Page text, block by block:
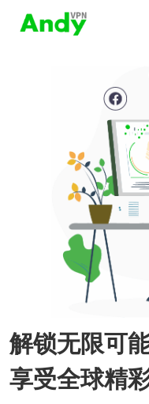
解锁无限可
享受全球精